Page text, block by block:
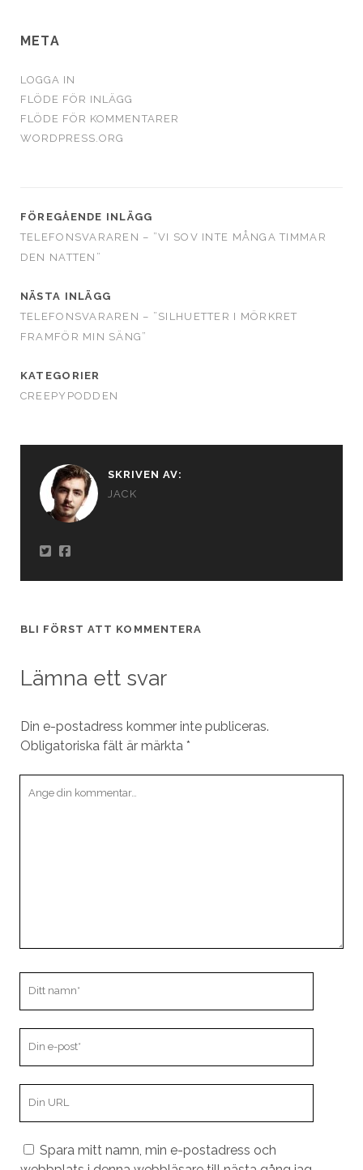
META
LOGGA IN
FLÖDE FÖR INLÄGG
FLÖDE FÖR KOMMENTARER
WORDPRESS.ORG
FÖREGÅENDE INLÄGG
TELEFONSVARAREN – ”VI SOV INTE MÅNGA TIMMAR
DEN NATTEN”
NÄSTA INLÄGG
TELEFONSVARAREN – ”SILHUETTER I MÖRKRET
FRAMFÖR MIN SÄNG”
KATEGORIER
CREEPYPODDEN
SKRIVEN AV:
JACK
BLI FÖRST ATT KOMMENTERA
Lämna ett svar
Din e-postadress kommer inte publiceras.
Obligatoriska fält är märkta *
kommentar
Spara mitt namn, min e-postadress och